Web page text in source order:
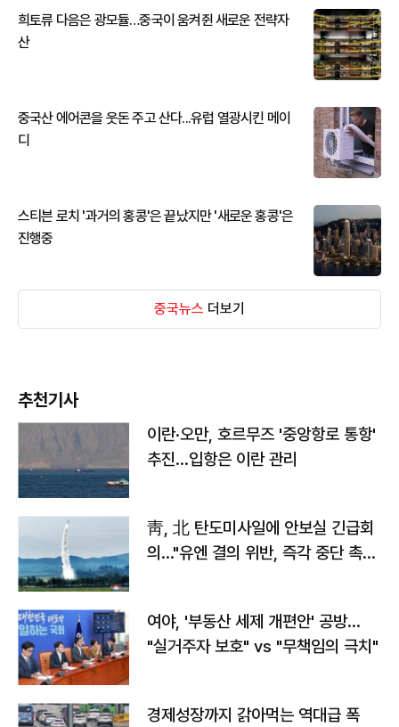
희토류 다음은 광모듈…중국이 움켜쥔 새로운 전략자
산
중국산 에어콘을 웃돈 주고 산다...유럽 열광시킨 메이
디
스티븐 로치 '과거의 홍콩'은 끝났지만 '새로운 홍콩'은
진행중
중국뉴스 더보기
추천기사
이란·오만, 호르무즈 '중앙항로 통항'
추진…입항은 이란 관리
靑, 北 탄도미사일에 안보실 긴급회
의…"유엔 결의 위반, 즉각 중단 촉
여야, '부동산 세제 개편안' 공방…
"실거주자 보호" vs "무책임의 극치"
경제성장까지 갉아먹는 역대급 폭